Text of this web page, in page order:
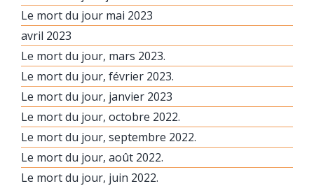
Le mort du jour mai 2023
avril 2023
Le mort du jour, mars 2023.
Le mort du jour, février 2023.
Le mort du jour, janvier 2023
Le mort du jour, octobre 2022.
Le mort du jour, septembre 2022.
Le mort du jour, août 2022.
Le mort du jour, juin 2022.